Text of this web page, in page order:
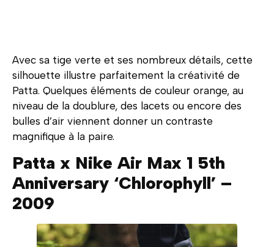
Avec sa tige verte et ses nombreux détails, cette
silhouette illustre parfaitement la créativité de
Patta. Quelques éléments de couleur orange, au
niveau de la doublure, des lacets ou encore des
bulles d’air viennent donner un contraste
magnifique à la paire.
Patta x Nike Air Max 1 5th
Anniversary ‘Chlorophyll’ –
2009